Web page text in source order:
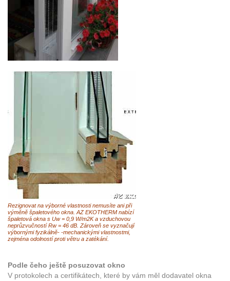
Rezignovat na výborné vlastnosti nemusíte ani při
výměně špaletového okna. AZ EKOTHERM nabízí
špaletová okna s Uw = 0,9 W/m2K a vzduchovou
neprůzvučností Rw = 46 dB. Zároveň se vyznačují
výbornými fyzikálně- -mechanickými vlastnostmi,
zejména odolností proti větru a zatékání.
Podle čeho ještě posuzovat okno
V protokolech a certifikátech, které by vám měl dodavatel okna